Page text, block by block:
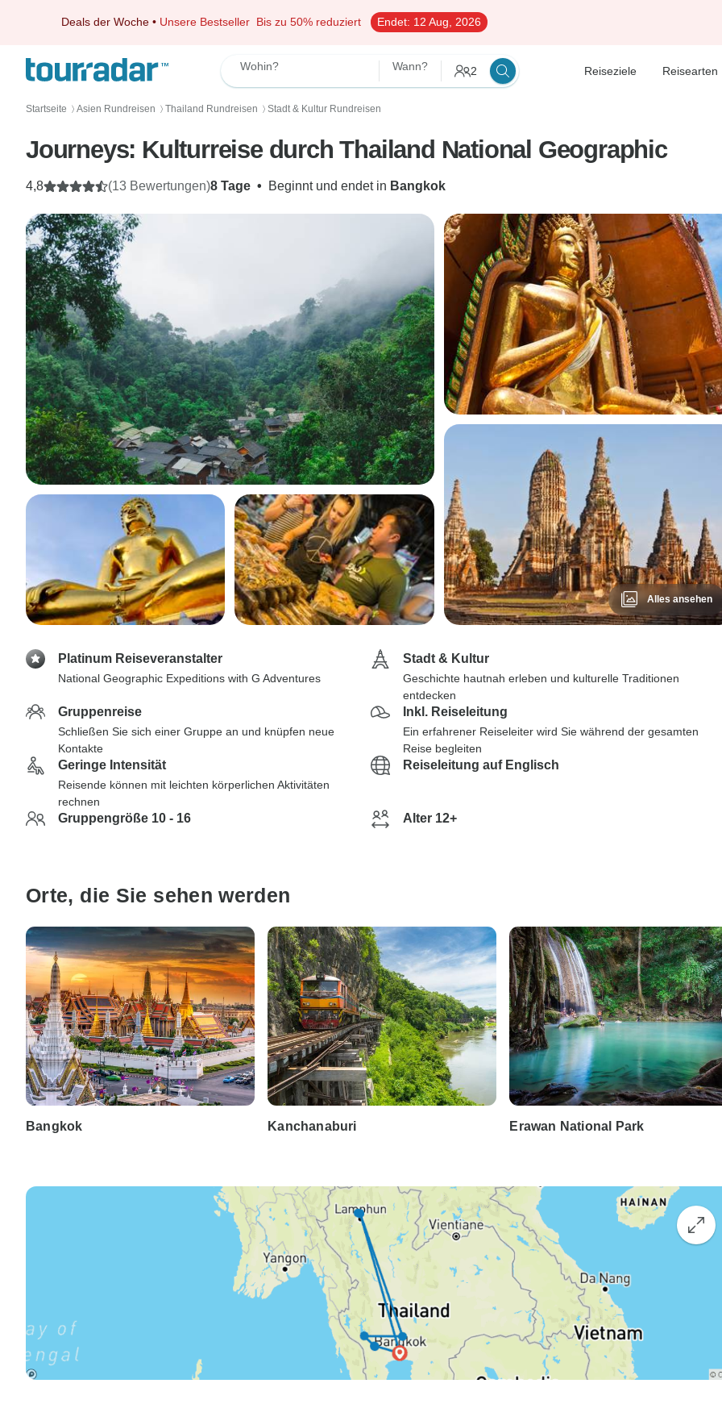
Deals der Woche • Unsere Bestseller Bis zu 50% reduziert Endet: 12 Aug, 2026
Wohin? Wann? 2 Reiseziele Reisearten
Startseite 〉 Asien Rundreisen 〉 Thailand Rundreisen 〉 Stadt & Kultur Rundreisen
Journeys: Kulturreise durch Thailand National Geographic
8 Tage • Beginnt und endet in Bangkok
4,8 (13 Bewertungen)
Alles ansehen
Platinum Reiseveranstalter
National Geographic Expeditions with G Adventures
Stadt & Kultur
Geschichte hautnah erleben und kulturelle Traditionen
entdecken
Gruppenreise
Schließen Sie sich einer Gruppe an und knüpfen neue
Kontakte
Inkl. Reiseleitung
Ein erfahrener Reiseleiter wird Sie während der gesamten
Reise begleiten
Geringe Intensität
Reisende können mit leichten körperlichen Aktivitäten
rechnen
Reiseleitung auf Englisch
Gruppengröße 10 - 16 Alter 12+
Orte, die Sie sehen werden
Bangkok Kanchanaburi Erawan National Park